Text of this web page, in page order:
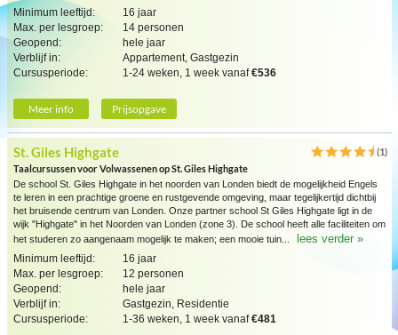
Minimum leeftijd:
16 jaar
Max. per lesgroep:
14 personen
Geopend:
hele jaar
Verblijf in:
Appartement, Gastgezin
Cursusperiode:
1-24 weken, 1 week vanaf€536
Meer info Prijsopgave
St. Giles Highgate
(1)
Taalcursussen voor Volwassenen op St. Giles Highgate
De school St. Giles Highgate in het noorden van Londen biedt de mogelijkheid Engels
te leren in een prachtige groene en rustgevende omgeving, maar tegelijkertijd dichtbij
het bruisende centrum van Londen. Onze partner school St Giles Highgate ligt in de
wijk "Highgate" in het Noorden van Londen (zone 3). De school heeft alle faciliteiten om
het studeren zo aangenaam mogelijk te maken; een mooie tuin...
lees verder »
Minimum leeftijd:
16 jaar
Max. per lesgroep:
12 personen
Geopend:
hele jaar
Verblijf in:
Gastgezin, Residentie
Cursusperiode:
1-36 weken, 1 week vanaf€481